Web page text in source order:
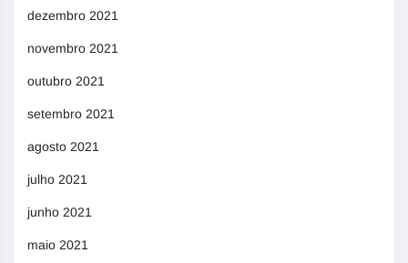
dezembro 2021
novembro 2021
outubro 2021
setembro 2021
agosto 2021
julho 2021
junho 2021
maio 2021